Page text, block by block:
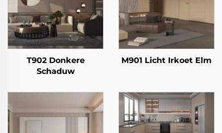
T902 Donkere
Schaduw
M901 Licht Irkoet Elm